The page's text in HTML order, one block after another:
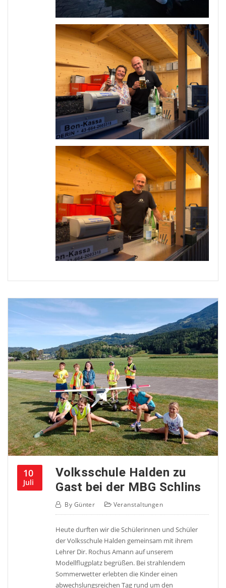
10
Juli
Volksschule Halden zu
Gast bei der MBG Schlins
By Günter Veranstaltungen
Heute durften wir die Schülerinnen und Schüler
der Volksschule Halden gemeinsam mit ihrem
Lehrer Dir. Rochus Amann auf unserem
Modellflugplatz begrüßen. Bei strahlendem
Sommerwetter erlebten die Kinder einen
abwechslungsreichen Tag rund um den